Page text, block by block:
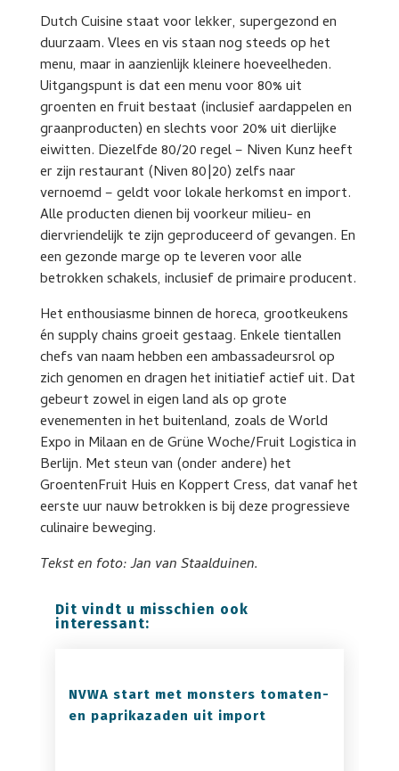
Dutch Cuisine staat voor lekker, supergezond en
duurzaam. Vlees en vis staan nog steeds op het
menu, maar in aanzienlijk kleinere hoeveelheden.
Uitgangspunt is dat een menu voor 80% uit
groenten en fruit bestaat (inclusief aardappelen en
graanproducten) en slechts voor 20% uit dierlijke
eiwitten. Diezelfde 80/20 regel – Niven Kunz heeft
er zijn restaurant (Niven 80|20) zelfs naar
vernoemd – geldt voor lokale herkomst en import.
Alle producten dienen bij voorkeur milieu- en
diervriendelijk te zijn geproduceerd of gevangen. En
een gezonde marge op te leveren voor alle
betrokken schakels, inclusief de primaire producent.
Het enthousiasme binnen de horeca, grootkeukens
én supply chains groeit gestaag. Enkele tientallen
chefs van naam hebben een ambassadeursrol op
zich genomen en dragen het initiatief actief uit. Dat
gebeurt zowel in eigen land als op grote
evenementen in het buitenland, zoals de World
Expo in Milaan en de Grüne Woche/Fruit Logistica in
Berlijn. Met steun van (onder andere) het
GroentenFruit Huis en Koppert Cress, dat vanaf het
eerste uur nauw betrokken is bij deze progressieve
culinaire beweging.
Tekst en foto: Jan van Staalduinen.
Dit vindt u misschien ook
interessant:
NVWA start met monsters tomaten-
en paprikazaden uit import